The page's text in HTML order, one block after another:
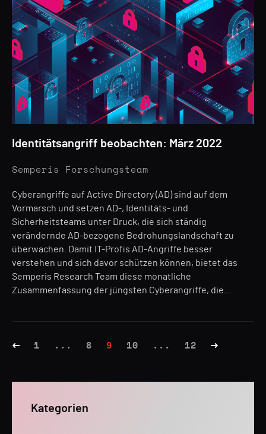
Kategorien
Identitätsangriff beobachten: März 2022
Semperis Forschungsteam
Cyberangriffe auf Active Directory (AD) sind auf dem
Vormarsch und setzen AD-, Identitäts- und
Sicherheitsteams unter Druck, die sich ständig
verändernde AD-bezogene Bedrohungslandschaft zu
überwachen. Damit IT-Profis AD-Angriffe besser
verstehen und sich davor schützen können, bietet das
Semperis Research Team diese monatliche
Zusammenfassung der jüngsten Cyberangriffe, die...
1 ... 8 9 10 ... 12